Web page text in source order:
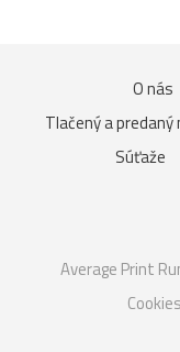
O nás
Tlačený a predaný
Súťaže
Average Print
Cookies